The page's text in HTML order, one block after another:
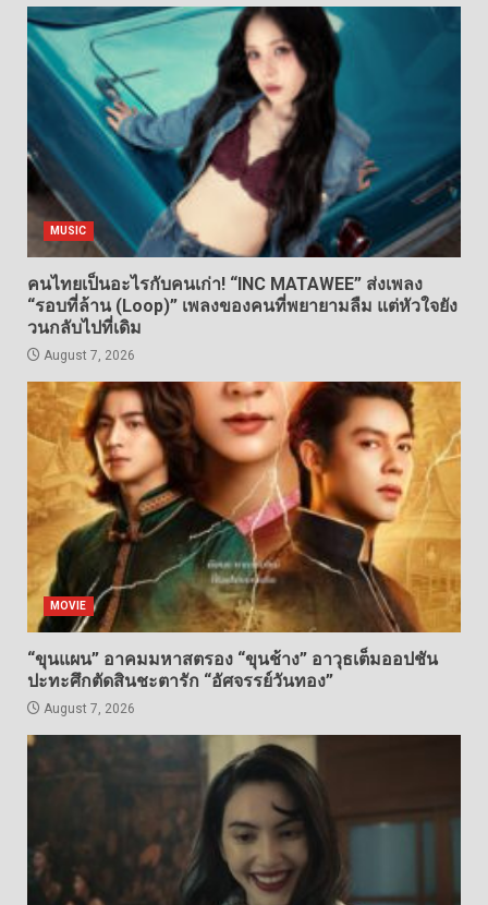
MUSIC
คนไทยเป็นอะไรกับคนเก่า! “INC MATAWEE” ส่งเพลง
“รอบที่ล้าน (Loop)” เพลงของคนที่พยายามลืม แต่หัวใจยัง
วนกลับไปที่เดิม
August 7, 2026
MOVIE
“ขุนแผน” อาคมมหาสตรอง “ขุนช้าง” อาวุธเต็มออปชัน
ปะทะศึกตัดสินชะตารัก “อัศจรรย์วันทอง”
August 7, 2026